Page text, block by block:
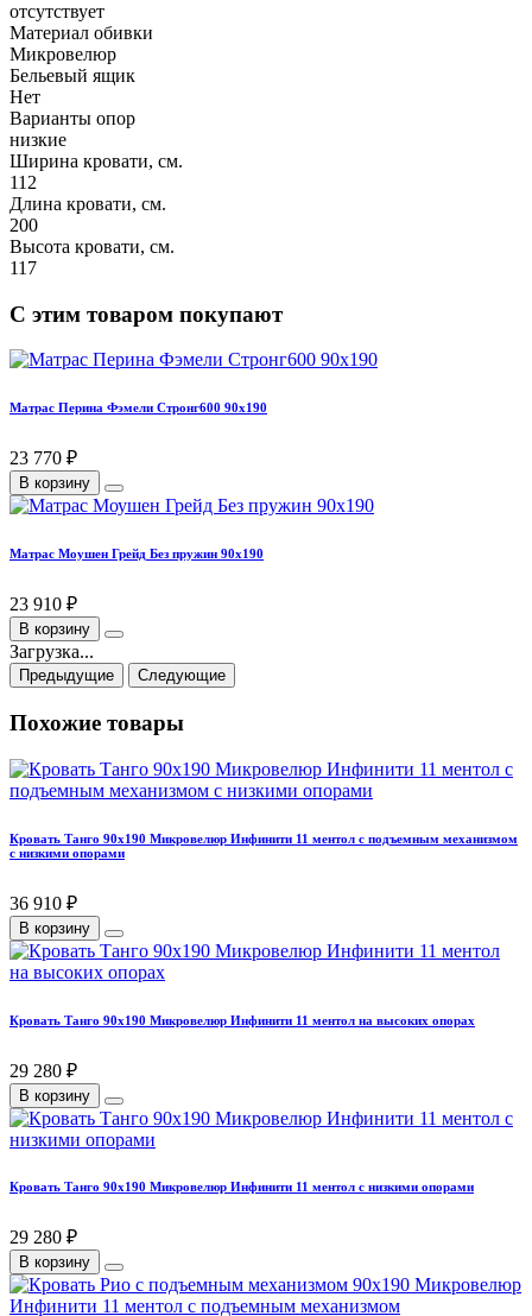
отсутствует
Материал обивки
Микровелюр
Бельевый ящик
Нет
Варианты опор
низкие
Ширина кровати, см.
112
Длина кровати, см.
200
Высота кровати, см.
117
С этим товаром покупают
Матрас Перина Фэмели Стронг600 90х190
23 770 ₽
В корзину
Матрас Моушен Грейд Без пружин 90х190
23 910 ₽
В корзину
Загрузка...
Предыдущие Следующие
Похожие товары
Кровать Танго 90х190 Микровелюр Инфинити 11 ментол с подъемным механизмом
с низкими опорами
36 910 ₽
В корзину
Кровать Танго 90х190 Микровелюр Инфинити 11 ментол на высоких опорах
29 280 ₽
В корзину
Кровать Танго 90х190 Микровелюр Инфинити 11 ментол с низкими опорами
29 280 ₽
В корзину